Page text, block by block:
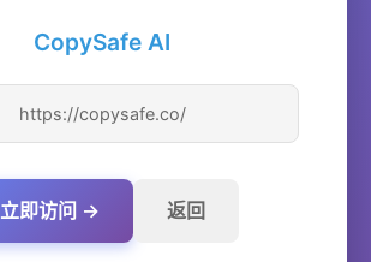
CopySafe AI
https://copysafe.co/
立即访问 → 返回